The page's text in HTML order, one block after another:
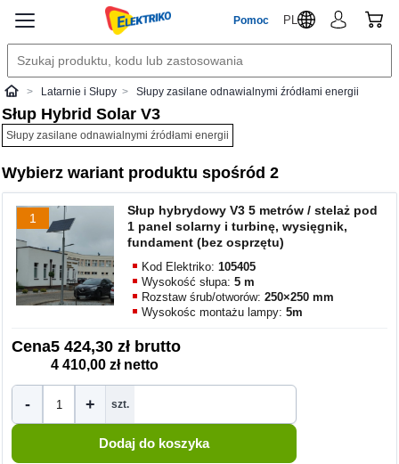
Pomoc PL
ElektrikoLatarnie i Słupy Słupy zasilane odnawialnymi źródłami energii
Słup Hybrid Solar V3
Słupy zasilane odnawialnymi źródłami energii
Wybierz wariant produktu spośród 2
1
Słup hybrydowy V3 5 metrów / stelaż pod
1 panel solarny i turbinę, wysięgnik,
fundament (bez osprzętu)
Kod Elektriko:105405
Wysokość słupa:5 m
Rozstaw śrub/otworów:250×250 mm
Wysokośc montażu lampy:5m
Cena5 424,30 zł brutto
4 410,00 zł netto
- + szt.